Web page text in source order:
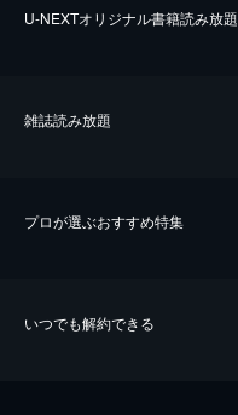
U-NEXTオリジナル書籍読み放題
雑誌読み放題
プロが選ぶおすすめ特集
いつでも解約できる